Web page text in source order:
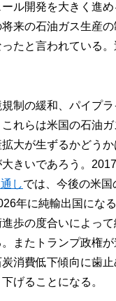
ル開発を大きく進
来の石油ガス生産の
たと言われている
制の緩和、パイプ
れらは米国の石油
大が生ずるかどう
きいであろう。
しでは、今後の米
年に純輸出国にな
歩の度合いによって
またトランプ政権
消費低下傾向に歯
げることになる。